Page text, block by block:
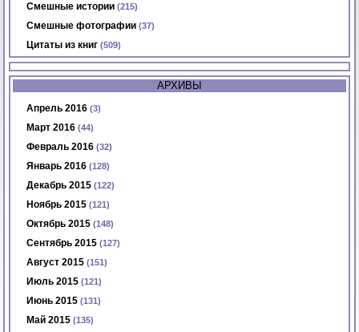
Смешные истории (215)
Смешные фотографии (37)
Цитаты из книг (509)
АРХИВЫ
Апрель 2016 (3)
Март 2016 (44)
Февраль 2016 (32)
Январь 2016 (128)
Декабрь 2015 (122)
Ноябрь 2015 (121)
Октябрь 2015 (148)
Сентябрь 2015 (127)
Август 2015 (151)
Июль 2015 (121)
Июнь 2015 (131)
Май 2015 (135)